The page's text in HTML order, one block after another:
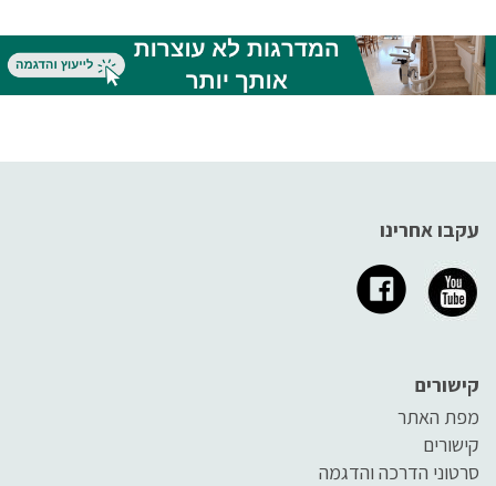
הקרויה בדיקה ביומכאנית בבדיקה
זו יוצרים מפה של מוקדי הלחץ
בכף הרגל וכך יוצרים מדרס אישי
עקבו אחרינו
קישורים
מפת האתר
קישורים
סרטוני הדרכה והדגמה